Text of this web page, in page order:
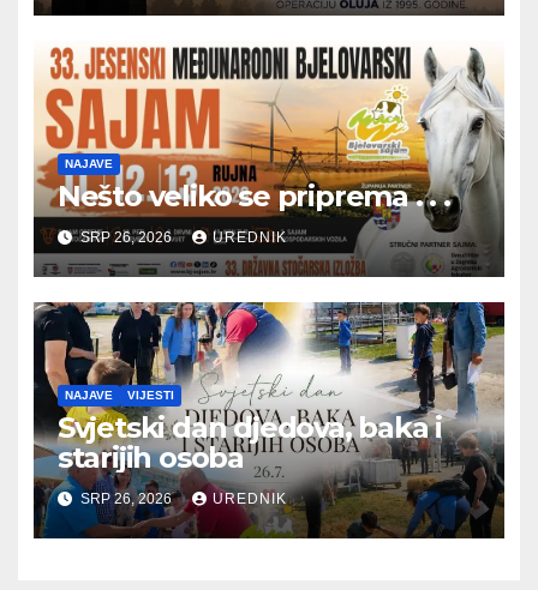
NAJAVE
Nešto veliko se priprema . . .
SRP 26, 2026 UREDNIK
NAJAVE VIJESTI
Svjetski dan djedova, baka i
starijih osoba
SRP 26, 2026 UREDNIK